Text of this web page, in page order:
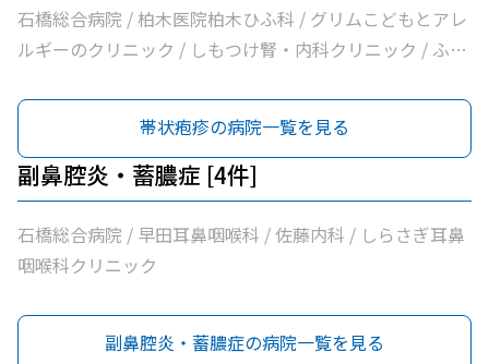
会新上三川病院 / 小口内科小児科医院 / 山﨑医院 / うえの
クリニック / せんば医院 / どんどんまもろうクリニックし
石橋総合病院 / 柏木医院柏木ひふ科 / グリムこどもとアレ
ルギーのクリニック / しもつけ腎・内科クリニック / ふれ
うとめ皮膚科クリニック / 大栗内科 / かくた呼吸器内科・
乳腺クリニック / 島田クリニック / 佐藤内科 / コンフォー
ト下野クリニック / ふじたクリニック / 医療法人社団輝会
つばさクリニック / 藤沼医院 / 石川医院 / やの小児科医院
/ 川嶌内科小児科クリニック / 一般社団法人巨樹の会新上
三川病院 / 小口内科小児科医院 / 山﨑医院 / うえのクリニ
帯状疱疹の病院一覧を見る
副鼻腔炎・蓄膿症 [4件]
石橋総合病院 / 早田耳鼻咽喉科 / 佐藤内科 / しらさぎ耳鼻
咽喉科クリニック
副鼻腔炎・蓄膿症の病院一覧を見る